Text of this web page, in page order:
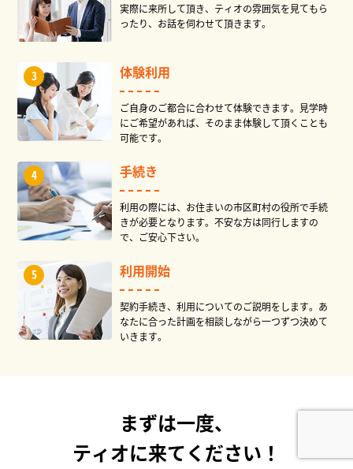
実際に来所して頂き、ティオの雰囲気を見てもら
ったり、お話を伺わせて頂きます。
体験利用
ご自身のご都合に合わせて体験できます。見学時
にご希望があれば、そのまま体験して頂くことも
可能です。
手続き
利用の際には、お住まいの市区町村の役所で手続
きが必要となります。不安な方は同行しますの
で、ご安心下さい。
利用開始
契約手続き、利用についてのご説明をします。あ
なたに合った計画を相談しながら一つずつ決めて
いきます。
まずは一度、
ティオに来てください！